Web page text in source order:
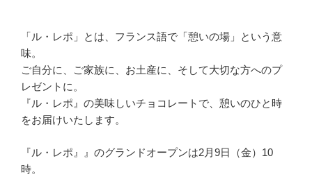
「ル・レポ」とは、フランス語で「憩いの場」という意
味。
ご自分に、ご家族に、お土産に、そして大切な方へのプ
レゼントに。
『ル・レポ』の美味しいチョコレートで、憩いのひと時
をお届けいたします。
『ル・レポ』』のグランドオープンは2月9日（金）10
時。